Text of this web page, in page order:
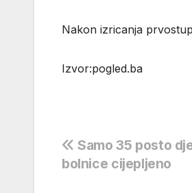
Nakon izricanja
Izvor:pogled.ba
Navigacija
objava
Samo 35 posto
bolnice cijepljeno